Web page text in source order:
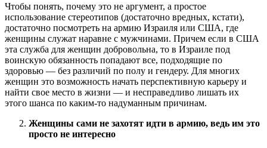
Чтобы понять, почему это не аргумент, а простое
использование стереотипов (достаточно вредных, кстати),
достаточно посмотреть на армию Израиля или США, где
женщины служат наравне с мужчинами. Причем если в США
эта служба для женщин добровольна, то в Израиле под
воинскую обязанность попадают все, подходящие по
здоровью — без различий по полу и гендеру. Для многих
женщин это возможность начать перспективную карьеру и
найти свое место в жизни — и несправедливо лишать их
этого шанса по каким-то надуманным причинам.
Женщины сами не захотят идти в армию, ведь им это
просто не интересно